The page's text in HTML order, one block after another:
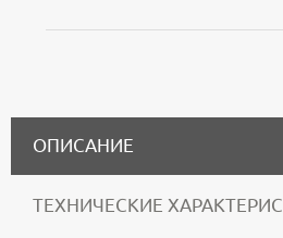
ОПИСАНИЕ
ТЕХНИЧЕСКИЕ